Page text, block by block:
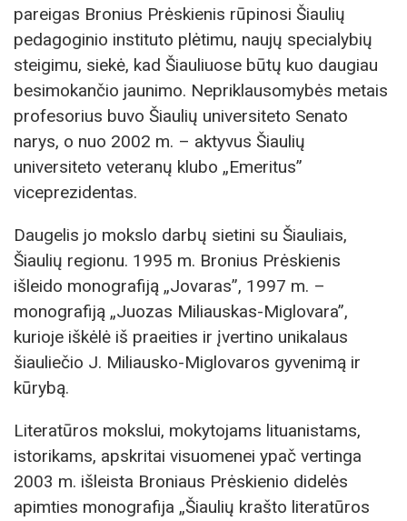
pareigas Bronius Prėskienis rūpinosi Šiaulių
pedagoginio instituto plėtimu, naujų specialybių
steigimu, siekė, kad Šiauliuose būtų kuo daugiau
besimokančio jaunimo. Nepriklausomybės metais
profesorius buvo Šiaulių universiteto Senato
narys, o nuo 2002 m. – aktyvus Šiaulių
universiteto veteranų klubo „Emeritus”
viceprezidentas.
Daugelis jo mokslo darbų sietini su Šiauliais,
Šiaulių regionu. 1995 m. Bronius Prėskienis
išleido monografiją „Jovaras”, 1997 m. –
monografiją „Juozas Miliauskas-Miglovara”,
kurioje iškėlė iš praeities ir įvertino unikalaus
šiauliečio J. Miliausko-Miglovaros gyvenimą ir
kūrybą.
Literatūros mokslui, mokytojams lituanistams,
istorikams, apskritai visuomenei ypač vertinga
2003 m. išleista Broniaus Prėskienio didelės
apimties monografija „Šiaulių krašto literatūros